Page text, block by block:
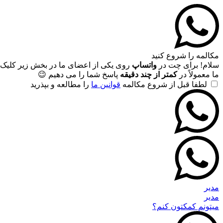
مکالمه را شروع کنید
سلام! برای چت در واتساپ روی یکی از اعضای ما در بخش زیر کلیک
ما معمولاً درکمتر از چند دقیقه پاسخ شما را می دهیم 😉
لطفا قبل از شروع مکالمه قوانین ما را مطالعه و بپذرید
مدیر
مدیر
میتونم کمکتون کنم؟